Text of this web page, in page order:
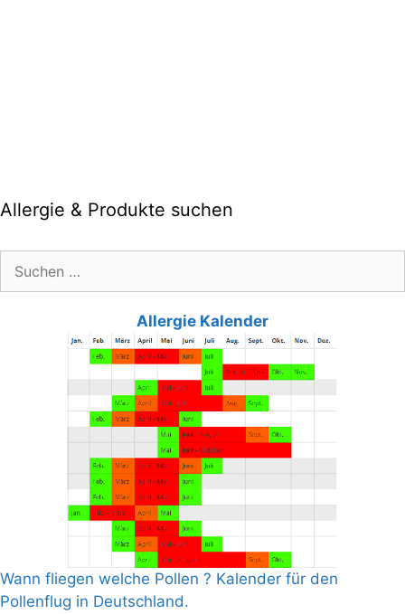
Allergie & Produkte suchen
Allergie Kalender
Wann fliegen welche Pollen ? Kalender für den
Pollenflug in Deutschland.